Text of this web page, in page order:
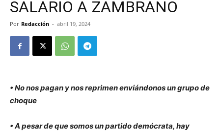
SALARIO A ZAMBRANO
Por Redacción - abril 19, 2024
• No nos pagan y nos reprimen enviándonos un grupo de
choque
• A pesar de que somos un partido demócrata, hay